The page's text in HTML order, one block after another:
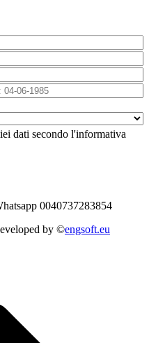
dati secondo l'informativa
0040737283854
by ©engsoft.eu